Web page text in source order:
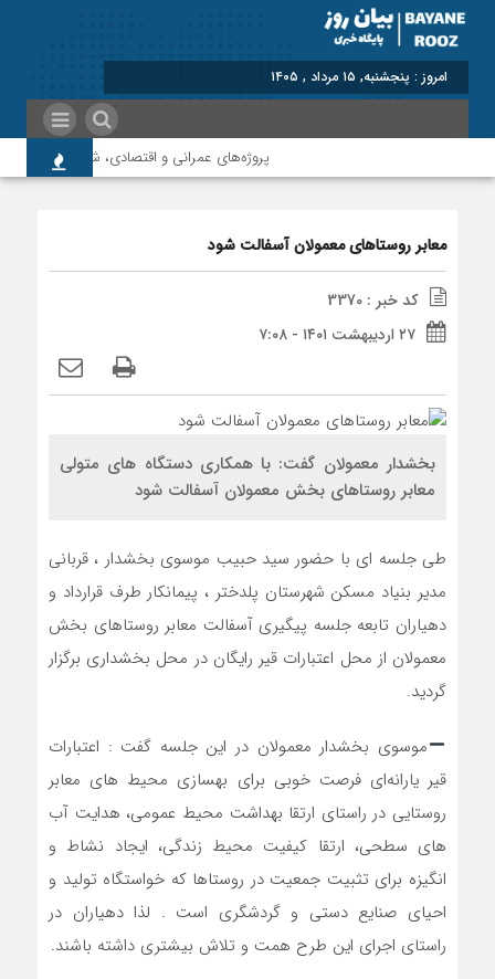
برابر با : T
پروژه‌های عمرانی و اقتصادی، شتاب‌دهنده
معابر روستاهای معمولان آسفالت شود
کد خبر : 3370
۲۷ اردیبهشت ۱۴۰۱ - ۷:۰۸
بخشدار معمولان گفت: با همکاری دستگاه های متولی
معابر روستاهای بخش معمولان آسفالت شود
طی جلسه ای با حضور سید حبیب موسوی بخشدار ، قربانی
مدیر بنیاد مسکن شهرستان پلدختر ، پیمانکار طرف قرارداد و
دهیاران تابعه جلسه پیگیری آسفالت معابر روستاهای بخش
معمولان از محل اعتبارات قیر رایگان در محل بخشداری برگزار
گردید.
موسوی بخشدار معمولان در این جلسه گفت : اعتبارات
قیر یارانه‌ای فرصت خوبی برای بهسازی محیط های معابر
روستایی در راستای ارتقا بهداشت محیط عمومی، هدایت آب
های سطحی، ارتقا کیفیت محیط زندگی، ایجاد نشاط و
انگیزه برای تثبیت جمعیت در روستاها که خواستگاه تولید و
احیای صنایع دستی و گردشگری است . لذا دهیاران در
راستای اجرای این طرح همت و تلاش بیشتری داشته باشند.